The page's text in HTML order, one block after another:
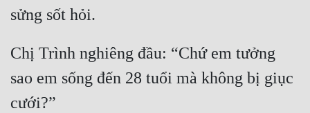
sửng sốt hỏi.
Chị Trình nghiêng đầu: “Chứ em tưởng
sao em sống đến 28 tuổi mà không bị giục
cưới?”